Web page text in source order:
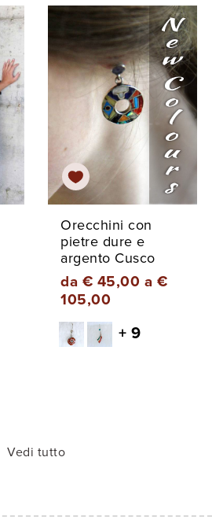
Orecchini con
pietre dure e
argento Cusco
da € 45,00 a €
105,00
+ 9
Vedi tutto